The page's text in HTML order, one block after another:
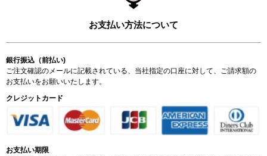
お支払い方法について
銀行振込（前払い)
ご注文確認のメールに記載されている、当社指定の口座に対して、ご請求額の
お支払いをお願いいたします。
クレジットカード
お支払い期限